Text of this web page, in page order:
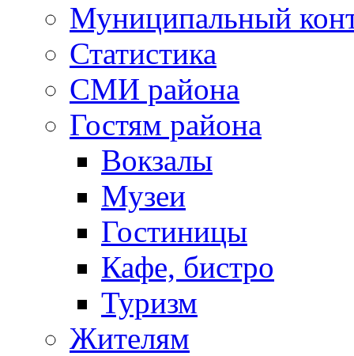
Муниципальный
Статистика
СМИ района
Гостям района
Вокзалы
Музеи
Гостиницы
Кафе, бистро
Туризм
Жителям